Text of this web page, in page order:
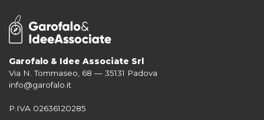
Per informazioni su come vengono trattati i tuoi dati consulta la nostra
Privacy Policy
Garofalo & Idee Associate Srl
Via N. Tommaseo, 68 — 35131 Padova
info@garofalo.it
P.IVA 02636120285